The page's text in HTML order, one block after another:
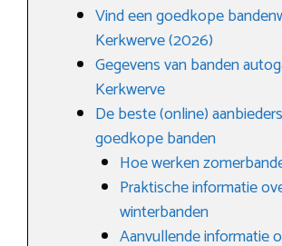
Vind een goedkope
Kerkwerve (2026)
Gegevens van banden
Kerkwerve
De beste (online)
goedkope banden
Hoe werken
Praktische informatie
winterbanden
Aanvullende informatie